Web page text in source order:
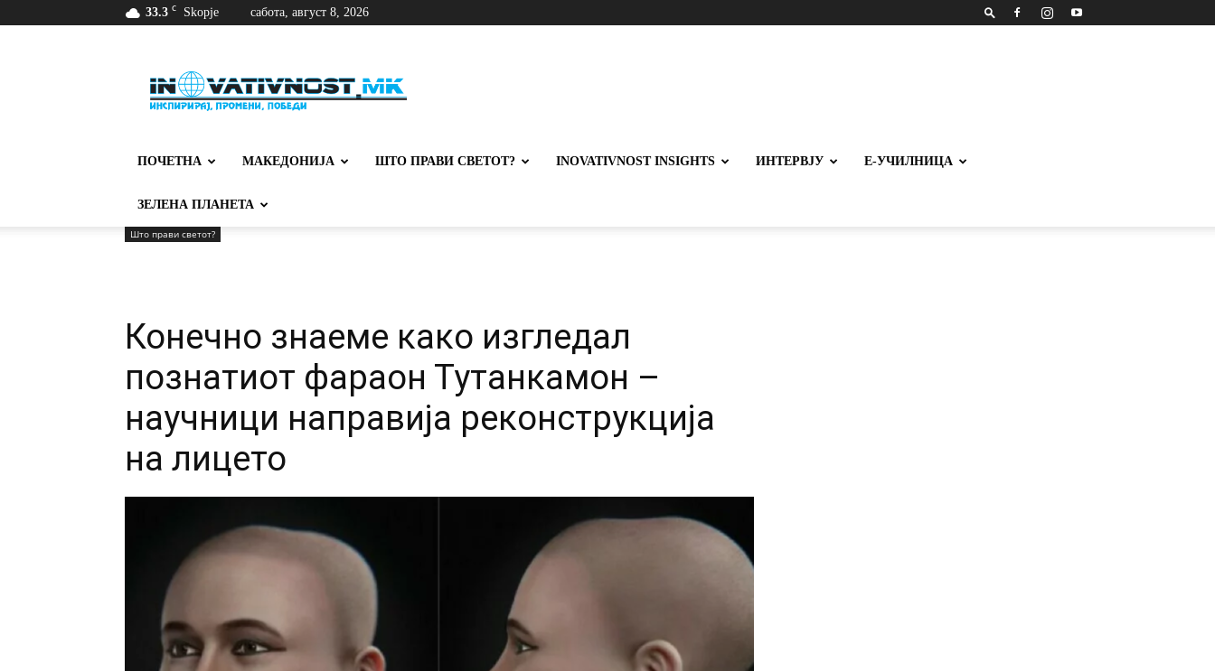
33.3 C Skopje сабота, август 8, 2026
ПОЧЕТНА МАКЕДОНИЈА ШТО ПРАВИ СВЕТОТ? INOVATIVNOST INSIGHTS ИНТЕРВЈУ Е-УЧИЛНИЦА
ЗЕЛЕНА ПЛАНЕТА
Што прави светот?
Конечно знаеме како изгледал
познатиот фараон Тутанкамон –
научници направија реконструкција
на лицето